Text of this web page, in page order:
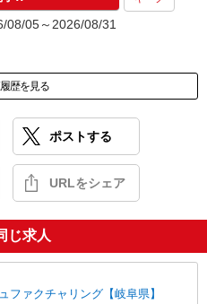
08/05～2026/08/31
歴を見る
ポストする
URLをシェア
じ求人
ァクチャリング【岐阜県】